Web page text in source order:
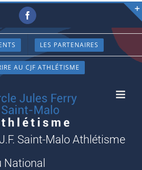
Facebook
LES PARTENAIRES
AU CJF ATHLÉTISME
Saint-Malo Athlétisme
National